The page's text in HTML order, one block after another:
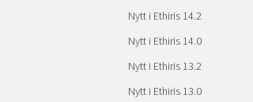
Nytt i Ethiris 14.2
Nytt i Ethiris 14.0
Nytt i Ethiris 13.2
Nytt i Ethiris 13.0